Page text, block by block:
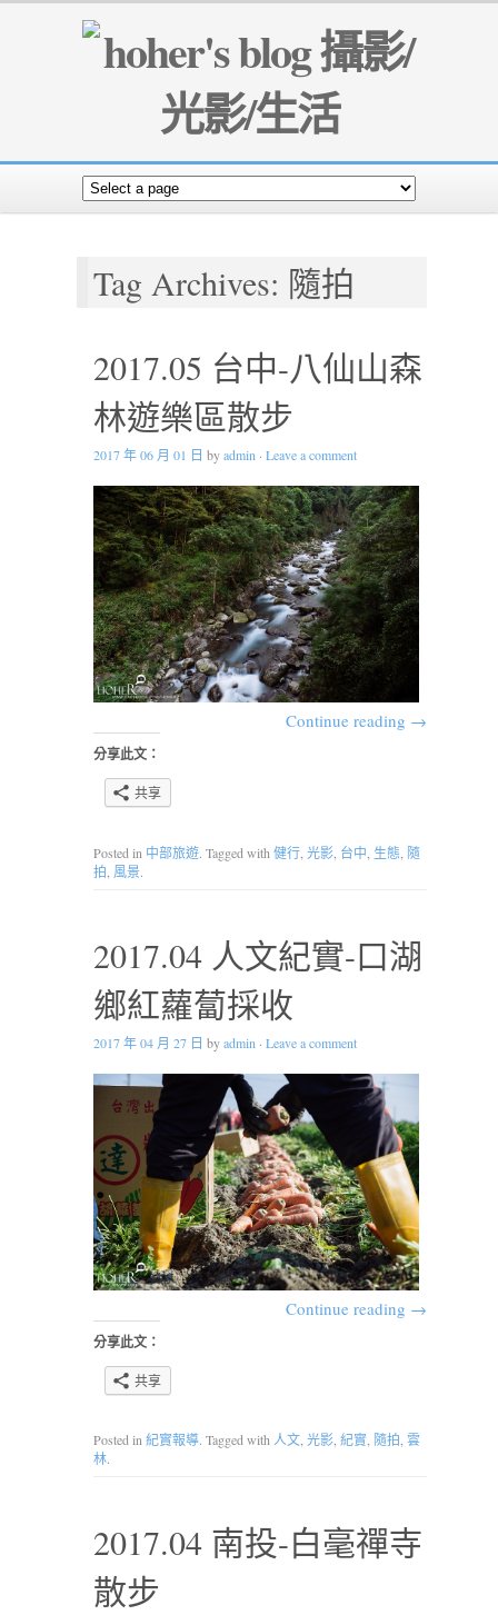
Tag Archives: 隨拍
2017.05 台中-八仙山森
林遊樂區散步
2017 年 06 月 01 日 byadmin · Leave a comment
Continue reading →
分享此文：
共享
Posted in 中部旅遊. Tagged with 健行 光影 台中 生態 隨
拍 風景.
2017.04 人文紀實-口湖
鄉紅蘿蔔採收
2017 年 04 月 27 日 byadmin · Leave a comment
Continue reading →
分享此文：
共享
Posted in紀實報導. Tagged with人文, 光影, 紀實, 隨拍, 雲
林.
2017.04 南投-白毫禪寺
散步